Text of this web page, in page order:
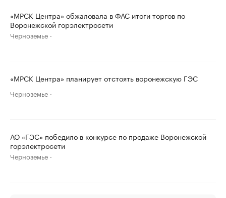
«МРСК Центра» обжаловала в ФАС итоги торгов по
Воронежской горэлектросети
Черноземье
«МРСК Центра» планирует отстоять воронежскую ГЭС
Черноземье
АО «ГЭС» победило в конкурсе по продаже Воронежской
горэлектросети
Черноземье